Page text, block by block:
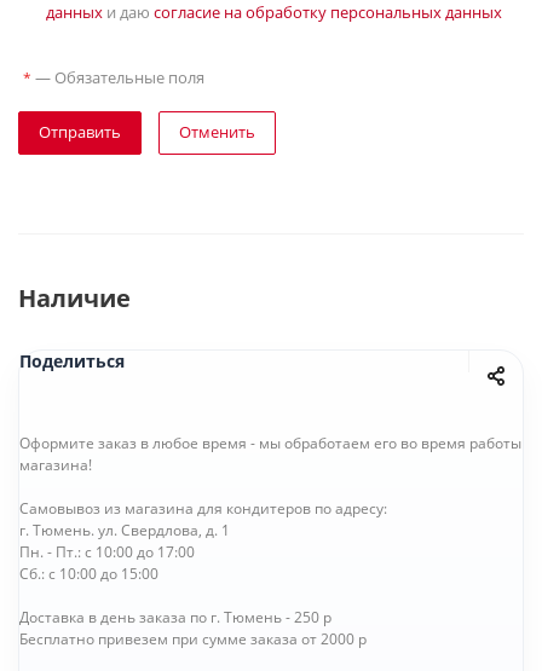
данных и даю согласие на обработку персональных данных
* — Обязательные поля
Отправить Отменить
Наличие
Поделиться
Оформите заказ в любое время - мы обработаем его во время работы
магазина!
Самовывоз из магазина для кондитеров по адресу:
г. Тюмень. ул. Свердлова, д. 1
Пн. - Пт.: с 10:00 до 17:00
Сб.: с 10:00 до 15:00
Доставка в день заказа по г. Тюмень - 250 р
Бесплатно привезем при сумме заказа от 2000 р